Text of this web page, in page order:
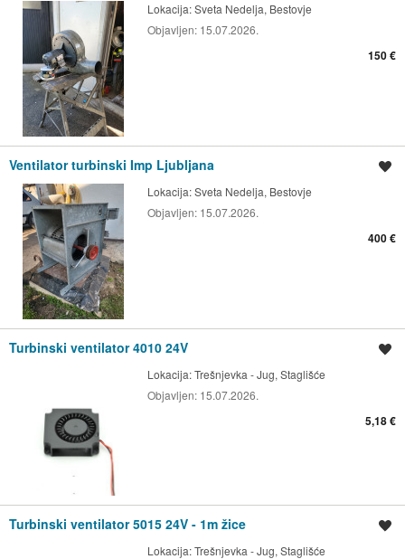
Lokacija:Sveta Nedelja, Bestovje
Objavljen: 15.07.2026.
150 €
Ventilator turbinski Imp Ljubljana
Lokacija:Sveta Nedelja, Bestovje
Objavljen: 15.07.2026.
400 €
Turbinski ventilator 4010 24V
Lokacija:Trešnjevka - Jug, Staglišće
Objavljen: 15.07.2026.
5,18 €
Turbinski ventilator 5015 24V - 1m žice
Lokacija:Trešnjevka - Jug, Staglišće